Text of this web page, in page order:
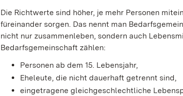
Die Richtwerte sind höher, je mehr Personen
füreinander sorgen. Das nennt man
nicht nur zusammenleben, sondern auch
Bedarfsgemeinschaft zählen:
Personen ab dem 15. Lebensjahr,
Eheleute, die nicht dauerhaft getrennt sind,
eingetragene gleichgeschlechtliche